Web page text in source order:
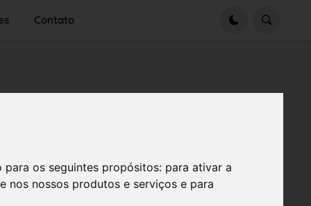
os seguintes propósitos: para ativar a
nos nossos produtos e serviços e para
Contato